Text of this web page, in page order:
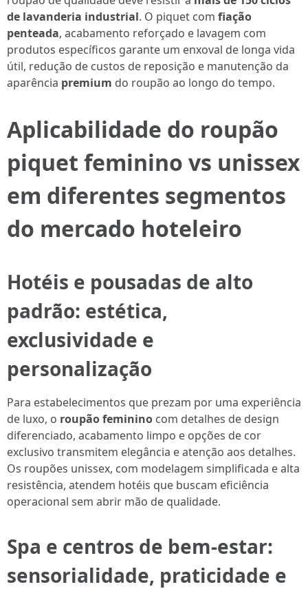
de lavanderia industrial. O piquet com fiação
penteada, acabamento reforçado e lavagem com
produtos específicos garante um enxoval de longa vida
útil, redução de custos de reposição e manutenção da
aparência premium do roupão ao longo do tempo.
Aplicabilidade do roupão
piquet feminino vs unissex
em diferentes segmentos
do mercado hoteleiro
Hotéis e pousadas de alto
padrão: estética,
exclusividade e
personalização
Para estabelecimentos que prezam por uma experiência
de luxo, o roupão feminino com detalhes de design
diferenciado, acabamento limpo e opções de cor
exclusivo transmitem elegância e atenção aos detalhes.
Os roupões unissex, com modelagem simplificada e alta
resistência, atendem hotéis que buscam eficiência
operacional sem abrir mão de qualidade.
Spa e centros de bem-estar:
sensorialidade, praticidade e